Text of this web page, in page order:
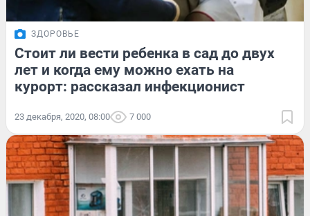
ЗДОРОВЬЕ
Стоит ли вести ребенка в сад до двух
лет и когда ему можно ехать на
курорт: рассказал инфекционист
23 декабря, 2020, 08:00 7 000